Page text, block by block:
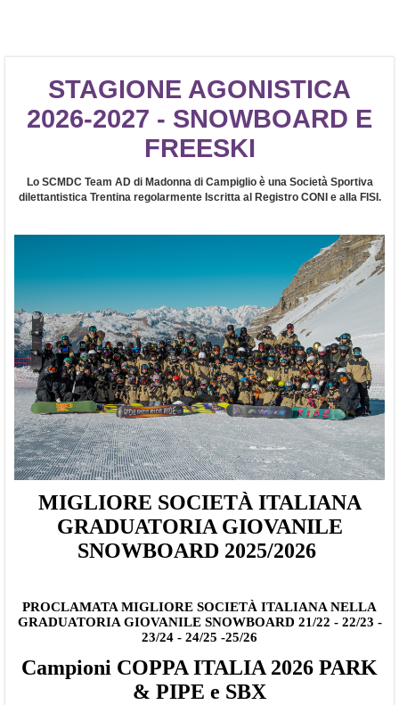
STAGIONE AGONISTICA
2026-2027 - SNOWBOARD E
FREESKI
Lo SCMDC Team AD di Madonna di Campiglio è una Società Sportiva
dilettantistica Trentina regolarmente Iscritta al Registro CONI e alla FISI.
MIGLIORE SOCIETÀ ITALIANA
GRADUATORIA GIOVANILE
SNOWBOARD 2025/2026
PROCLAMATA MIGLIORE SOCIETÀ ITALIANA NELLA
GRADUATORIA GIOVANILE SNOWBOARD 21/22 - 22/23 -
23/24 - 24/25 -25/26
Campioni COPPA ITALIA 2026 PARK
& PIPE e SBX